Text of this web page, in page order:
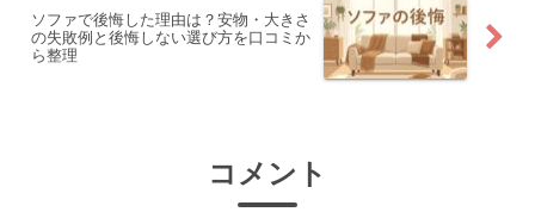
ソファで後悔した理由は？安物・大きさ
の失敗例と後悔しない選び方を口コミか
ら整理
コメント